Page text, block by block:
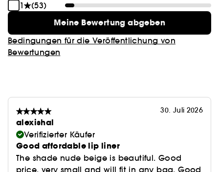
1
(53)
Meine Bewertung abgeben
Bedingungen für die Veröffentlichung von
Bewertungen
30. Juli 2026
alexishal
Verifizierter Käufer
Good affordable lip liner
The shade nude beige is beautiful. Good
price, very small and will fit in any bag. Good